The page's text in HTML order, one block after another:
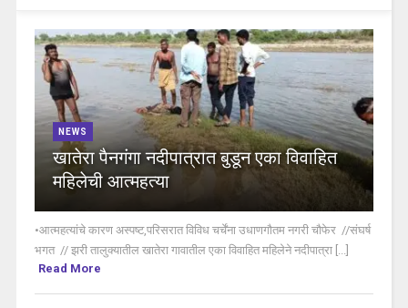
NEWS
खातेरा पैनगंगा नदीपात्रात बुडून एका विवाहित
महिलेची आत्महत्या
•आत्महत्यांचे कारण अस्पष्ट,परिसरात विविध चर्चेंना उधाणगौतम नगरी चौफेर //संघर्ष
भगत // झरी तालुक्यातील खातेरा गावातील एका विवाहित महिलेने नदीपात्रा [...]
Read More